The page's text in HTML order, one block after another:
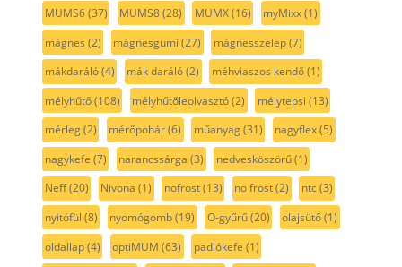
MUMS6(37) MUMS8(28) MUMX(16) myMixx(1)
mágnes (2) mágnesgumi (27) mágnesszelep(7)
mákdaráló(4) mák daráló(2) méhviaszos kendő(1)
mélyhűtő(108) mélyhűtőleolvasztó(2) mélytepsi (13)
mérleg(2) mérőpohár(6) műanyag(31) nagyflex(5)
nagykefe (7) narancssárga (3) nedvesköszörű(1)
Neff(20) Nivona (1) nofrost(13) no frost(2) ntc(3)
nyitófül (8) nyomógomb(19) O-gyűrű(20) olajsütő(1)
oldallap(4) optiMUM (63) padlókefe (1)